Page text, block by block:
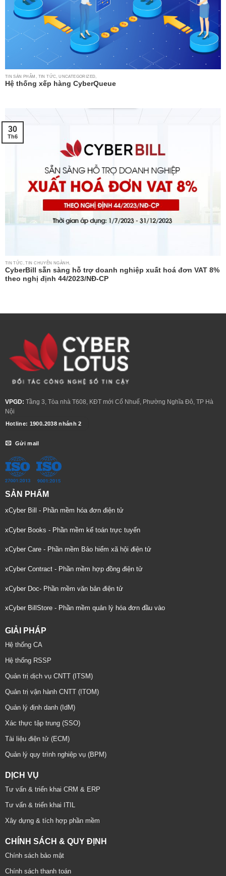
TIN SẢN PHẨM, TIN TỨC, UNCATEGORIZED,
Hệ thống xếp hàng CyberQueue
TIN TỨC, TIN CHUYÊN NGÀNH,
CyberBill sẵn sàng hỗ trợ doanh nghiệp xuất hoá đơn VAT 8%
theo nghị định 44/2023/NĐ-CP
30
Th6
VPGD: Tầng 3, Tòa nhà T608, KĐT mới Cổ Nhuế, Phường Nghĩa Đô, TP Hà
Nội
Hotline: 1900.2038 nhánh 2
Gửi mail
SẢN PHẨM
xCyber Bill - Phần mềm hóa đơn điện tử
xCyber Books - Phần mềm kế toán trực tuyến
xCyber Care - Phần mềm Bảo hiểm xã hội điện tử
xCyber Contract - Phần mềm hợp đồng điện tử
xCyber Doc- Phần mềm văn bản điện tử
xCyber BillStore - Phần mềm quản lý hóa đơn đầu vào
GIẢI PHÁP
Hệ thống CA
Hệ thống RSSP
Quản trị dịch vụ CNTT (ITSM)
Quản trị vận hành CNTT (ITOM)
Quản lý định danh (IdM)
Xác thực tập trung (SSO)
Tài liệu điện tử (ECM)
Quản lý quy trình nghiệp vụ (BPM)
DỊCH VỤ
Tư vấn & triển khai CRM & ERP
Tư vấn & triển khai ITIL
Xây dựng & tích hợp phần mềm
CHÍNH SÁCH & QUY ĐỊNH
Chính sách bảo mật
Chính sách thanh toán